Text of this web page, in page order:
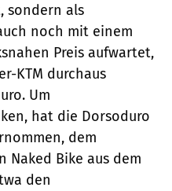
sondern als
noch mit einem
Preis aufwartet,
KTM durchaus
Um
hat die Dorsoduro
dem
Naked Bike aus dem
den